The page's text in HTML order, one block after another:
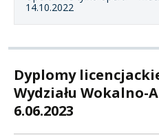
14.10.2022
Dyplomy
Wydziału
6.06.2023